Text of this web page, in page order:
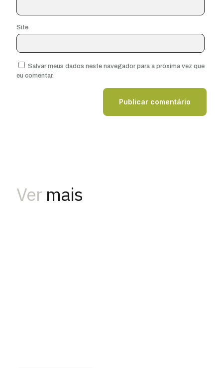
Site
Salvar meus dados neste navegador para a próxima vez que
eu comentar.
Ver mais